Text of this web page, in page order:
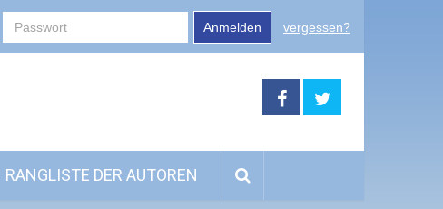
Anmelden vergessen?
RANGLISTE DER AUTOREN